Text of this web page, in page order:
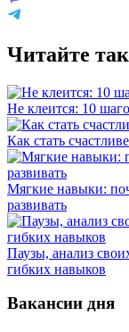
Читайте
Не клеится: 10
Как стать
Мягкие навыки:
развивать
Паузы, анализ
гибких навыков
Вакансии дня